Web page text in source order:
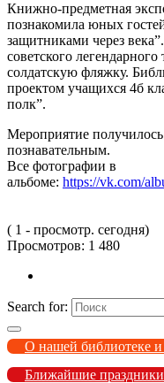
Книжно-предметная
познакомила юных
защитниками через
советского
солдатскую фляжку.
проектом учащихся 4б
полк”.
Мероприятие
познавательным.
Все фотографии в
альбоме: https://vk.com/
( 1 - просмотр. сегодня)
Просмотров: 1 480
Search for:
О нашей библиотеке и
Ближайшие